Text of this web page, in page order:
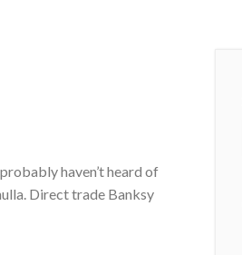
haven’t heard of
Direct trade Banksy